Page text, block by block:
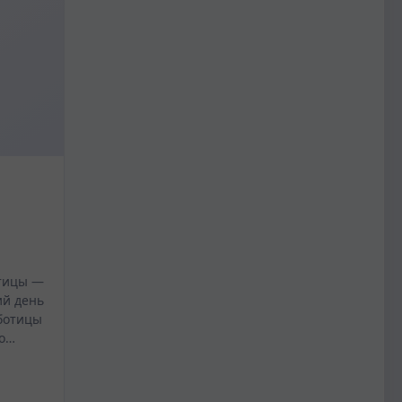
—
день